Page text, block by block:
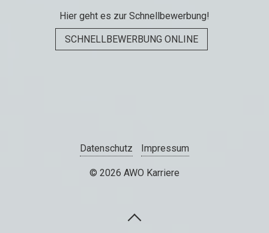
Hier geht es zur Schnellbewerbung!
SCHNELLBEWERBUNG ONLINE
Datenschutz Impressum
© 2026 AWO Karriere